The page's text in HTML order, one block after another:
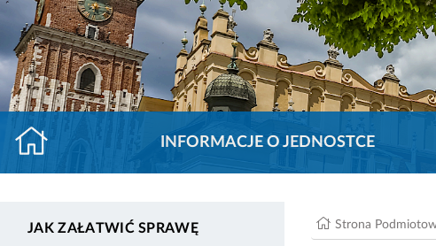
INFORMACJE O JEDNOSTCE
JAK ZAŁATWIĆ SPRAWĘ
Strona